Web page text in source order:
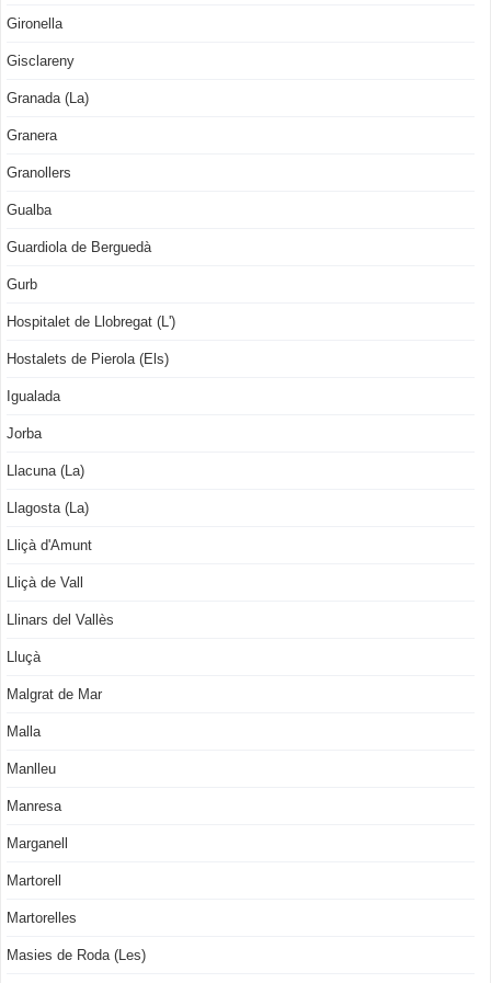
Gironella
Gisclareny
Granada (La)
Granera
Granollers
Gualba
Guardiola de Berguedà
Gurb
Hospitalet de Llobregat (L')
Hostalets de Pierola (Els)
Igualada
Jorba
Llacuna (La)
Llagosta (La)
Lliçà d'Amunt
Lliçà de Vall
Llinars del Vallès
Lluçà
Malgrat de Mar
Malla
Manlleu
Manresa
Marganell
Martorell
Martorelles
Masies de Roda (Les)